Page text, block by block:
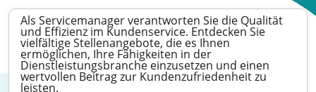
Als Servicemanager verantworten Sie die Qualität
und Effizienz im Kundenservice. Entdecken Sie
vielfältige Stellenangebote, die es Ihnen
ermöglichen, Ihre Fähigkeiten in der
Dienstleistungsbranche einzusetzen und einen
wertvollen Beitrag zur Kundenzufriedenheit zu
leisten.